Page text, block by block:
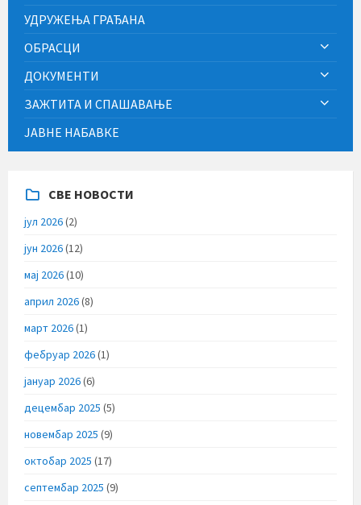
УДРУЖЕЊА ГРАЂАНА
ОБРАСЦИ
ДОКУМЕНТИ
ЗАЖТИТА И СПАШАВАЊЕ
ЈАВНЕ НАБАВКЕ
СВЕ НОВОСТИ
јул 2026(2)
јун 2026(12)
мај 2026(10)
април 2026(8)
март 2026(1)
фебруар 2026(1)
јануар 2026(6)
децембар 2025 (5)
новембар 2025 (9)
октобар 2025 (17)
септембар 2025 (9)